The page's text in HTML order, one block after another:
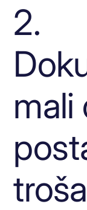
2.
mali